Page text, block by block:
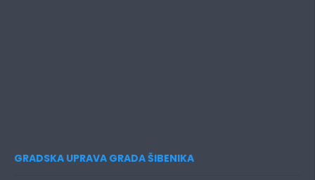
GRADSKA UPRAVA GRADA ŠIBENIKA